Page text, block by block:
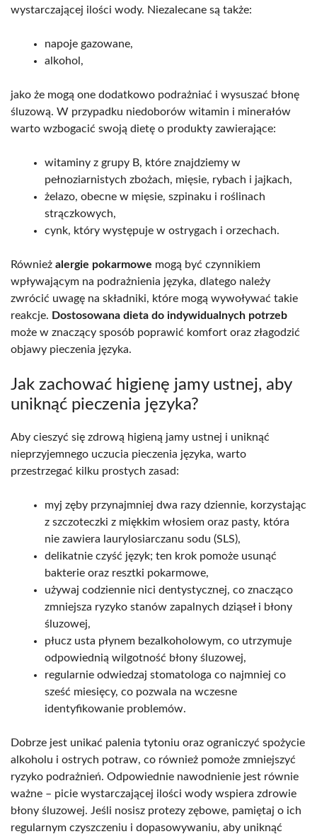
wystarczającej ilości wody. Niezalecane są także:
napoje gazowane,
alkohol,
jako że mogą one dodatkowo podrażniać i wysuszać błonę
śluzową. W przypadku niedoborów witamin i minerałów
warto wzbogacić swoją dietę o produkty zawierające:
witaminy z grupy B, które znajdziemy w
pełnoziarnistych zbożach, mięsie, rybach i jajkach,
żelazo, obecne w mięsie, szpinaku i roślinach
strączkowych,
cynk, który występuje w ostrygach i orzechach.
Również alergie pokarmowe mogą być czynnikiem
wpływającym na podrażnienia języka, dlatego należy
zwrócić uwagę na składniki, które mogą wywoływać takie
reakcje. Dostosowana dieta do indywidualnych potrzeb
może w znaczący sposób poprawić komfort oraz złagodzić
objawy pieczenia języka.
Jak zachować higienę jamy ustnej, aby
uniknąć pieczenia języka?
Aby cieszyć się zdrową higieną jamy ustnej i uniknąć
nieprzyjemnego uczucia pieczenia języka, warto
przestrzegać kilku prostych zasad:
myj zęby przynajmniej dwa razy dziennie, korzystając
z szczoteczki z miękkim włosiem oraz pasty, która
nie zawiera laurylosiarczanu sodu (SLS),
delikatnie czyść język; ten krok pomoże usunąć
bakterie oraz resztki pokarmowe,
używaj codziennie nici dentystycznej, co znacząco
zmniejsza ryzyko stanów zapalnych dziąseł i błony
śluzowej,
płucz usta płynem bezalkoholowym, co utrzymuje
odpowiednią wilgotność błony śluzowej,
regularnie odwiedzaj stomatologa co najmniej co
sześć miesięcy, co pozwala na wczesne
identyfikowanie problemów.
Dobrze jest unikać palenia tytoniu oraz ograniczyć spożycie
alkoholu i ostrych potraw, co również pomoże zmniejszyć
ryzyko podrażnień. Odpowiednie nawodnienie jest równie
ważne – picie wystarczającej ilości wody wspiera zdrowie
błony śluzowej. Jeśli nosisz protezy zębowe, pamiętaj o ich
regularnym czyszczeniu i dopasowywaniu, aby uniknąć